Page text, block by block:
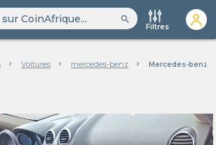
search
Filtres
Voitures mercedes-benz Mercedes-benz